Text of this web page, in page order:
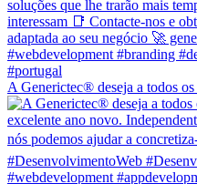
A Generictec® deseja a todos os